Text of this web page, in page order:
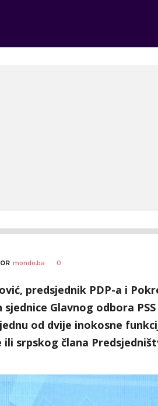
mondo.ba 0
predsjednik PDP-a i
Glavnog odbora
od dvije inokosne
ili srpskog člana